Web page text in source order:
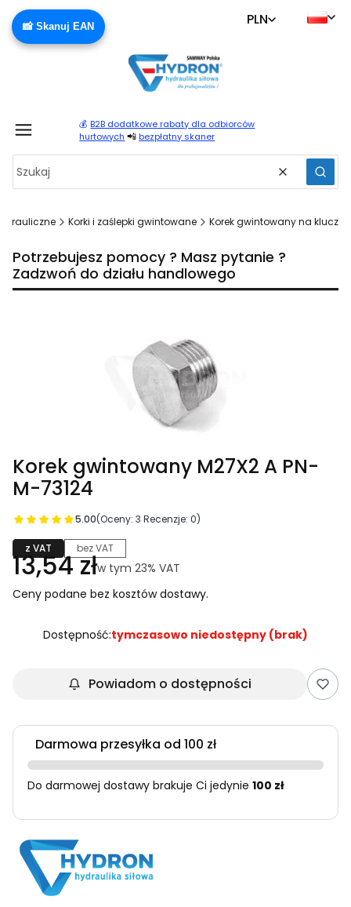
📸 Skanuj EAN PLN
💰 B2B dodatkowe rabaty dla odbiorców
hurtowych 📲 bezpłatny skaner
Wyczyść
Korki i zaślepki gwintowane Korek gwintowany na klucz
Potrzebujesz pomocy ? Masz pytanie ?
Zadzwoń do działu handlowego
Korek gwintowany M27X2 A PN-
M-73124
5.00(Oceny: 3 Recenzje: 0)
z VAT bez VAT
Cena
13,54 złw tym 23% VAT
w tym 23% VAT
Ceny podane bez kosztów dostawy.
Dostępność:tymczasowo niedostępny (brak)
Powiadom o dostępności
Darmowa przesyłka od 100 zł
Do darmowej dostawy brakuje Ci jedynie 100 zł